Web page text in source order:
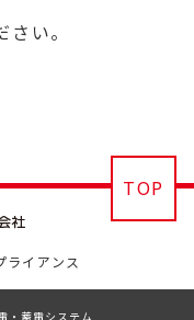
い。
TOP
ライアンス
・蓄電システム